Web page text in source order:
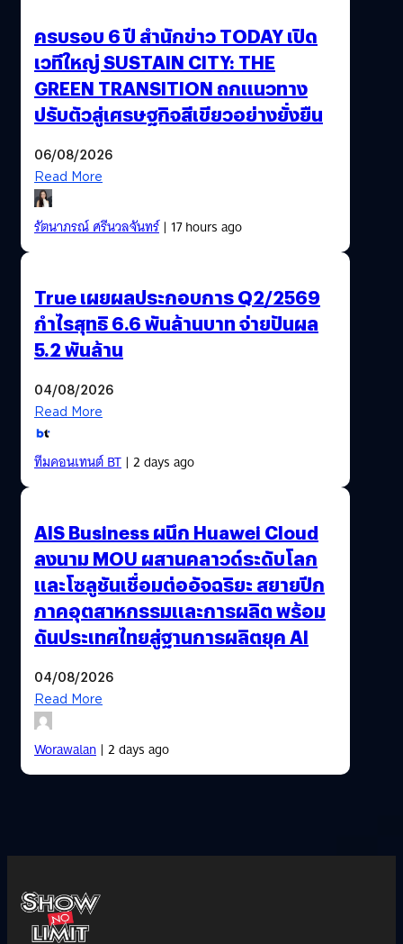
ครบรอบ 6 ปี สำนักข่าว TODAY เปิด
เวทีใหญ่ SUSTAIN CITY: THE
GREEN TRANSITION ถกแนวทาง
ปรับตัวสู่เศรษฐกิจสีเขียวอย่างยั่งยืน
06/08/2026
Read More
รัตนาภรณ์ ศรีนวลจันทร์| 17 hours ago
True เผยผลประกอบการ Q2/2569
กำไรสุทธิ 6.6 พันล้านบาท จ่ายปันผล
5.2 พันล้าน
04/08/2026
Read More
ทีมคอนเทนต์ BT| 2 days ago
AIS Business ผนึก Huawei Cloud
ลงนาม MOU ผสานคลาวด์ระดับโลก
และโซลูชันเชื่อมต่ออัจฉริยะ สยายปีก
ภาคอุตสาหกรรมและการผลิต พร้อม
ดันประเทศไทยสู่ฐานการผลิตยุค AI
04/08/2026
Read More
Worawalan| 2 days ago